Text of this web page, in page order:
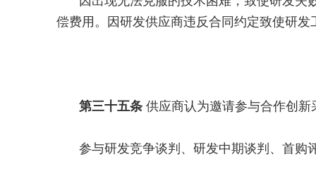
偿费用。因研发供应商违反合同约定致使研
第三十五条 供应商认为邀请参与合作创
参与研发竞争谈判、研发中期谈判、首购